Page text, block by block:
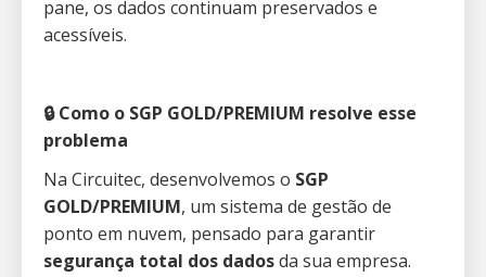
pane, os dados continuam preservados e
acessíveis.
🔒 Como o SGP GOLD/PREMIUM resolve esse
problema
Na Circuitec, desenvolvemos o SGP
GOLD/PREMIUM, um sistema de gestão de
ponto em nuvem, pensado para garantir
segurança total dos dadosda sua empresa.